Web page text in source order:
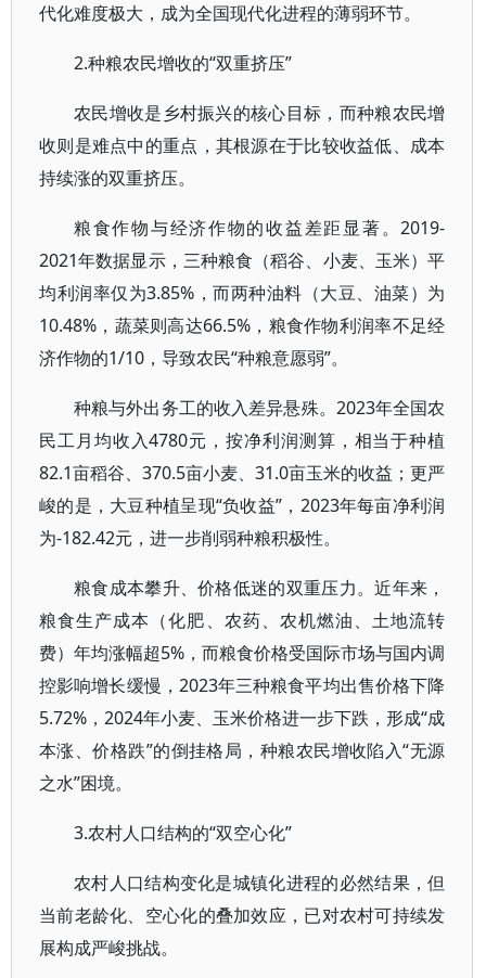
代化难度极大，成为全国现代化进程的薄弱环节。
2.种粮农民增收的“双重挤压”
农民增收是乡村振兴的核心目标，而种粮农民增
收则是难点中的重点，其根源在于比较收益低、成本
持续涨的双重挤压。
粮食作物与经济作物的收益差距显著。2019-
2021年数据显示，三种粮食（稻谷、小麦、玉米）平
均利润率仅为3.85%，而两种油料（大豆、油菜）为
10.48%，蔬菜则高达66.5%，粮食作物利润率不足经
济作物的1/10，导致农民“种粮意愿弱”。
种粮与外出务工的收入差异悬殊。2023年全国农
民工月均收入4780元，按净利润测算，相当于种植
82.1亩稻谷、370.5亩小麦、31.0亩玉米的收益；更严
峻的是，大豆种植呈现“负收益”，2023年每亩净利润
为-182.42元，进一步削弱种粮积极性。
粮食成本攀升、价格低迷的双重压力。近年来，
粮食生产成本（化肥、农药、农机燃油、土地流转
费）年均涨幅超5%，而粮食价格受国际市场与国内调
控影响增长缓慢，2023年三种粮食平均出售价格下降
5.72%，2024年小麦、玉米价格进一步下跌，形成“成
本涨、价格跌”的倒挂格局，种粮农民增收陷入“无源
之水”困境。
3.农村人口结构的“双空心化”
农村人口结构变化是城镇化进程的必然结果，但
当前老龄化、空心化的叠加效应，已对农村可持续发
展构成严峻挑战。